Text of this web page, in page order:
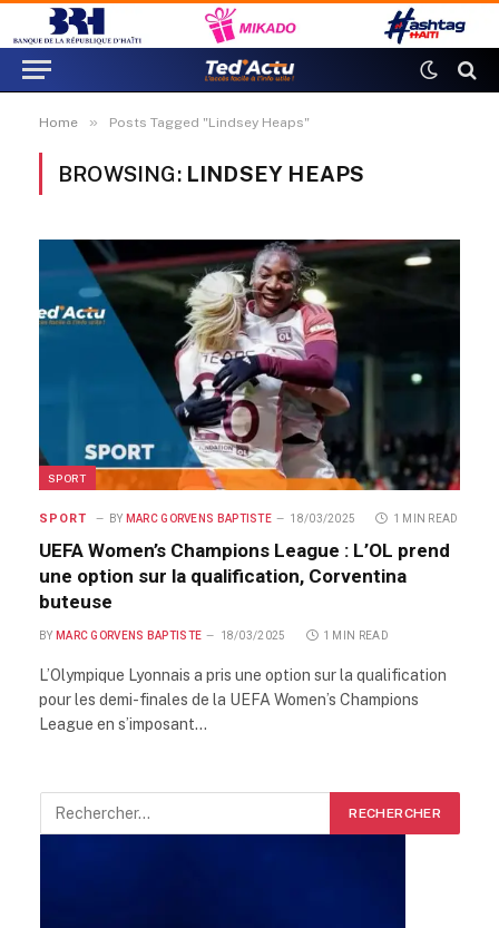
Home » Posts Tagged "Lindsey Heaps"
BROWSING: LINDSEY HEAPS
SPORT
SPORT BY MARC GORVENS BAPTISTE 18/03/2025 1 MIN READ
UEFA Women’s Champions League : L’OL prend
une option sur la qualification, Corventina
buteuse
BY MARC GORVENS BAPTISTE 18/03/2025 1 MIN READ
L’Olympique Lyonnais a pris une option sur la qualification
pour les demi-finales de la UEFA Women’s Champions
League en s’imposant…